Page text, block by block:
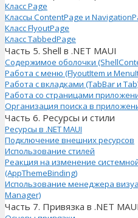
Класс Page
Классы ContentPage и
Класс FlyoutPage
Класс TabbedPage
Часть 5. Shell в .NET MAUI
Содержимое оболочки
Работа с меню (FlyoutItem и
Работа с вкладками (TabBar и
Работа со страницами
Организация поиска в
Часть 6. Ресурсы и стили
Ресурсы в .NET MAUI
Подключение внешних ресурсов
Использование стилей
Реакция на изменение
(AppThemeBinding)
Использование менеджера
Manager)
Часть 7. Привязка в .NET MAUI